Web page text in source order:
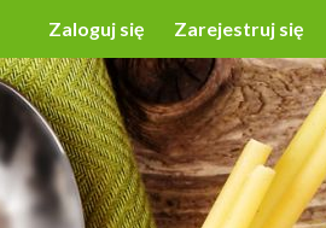
Zaloguj się Zarejestruj się